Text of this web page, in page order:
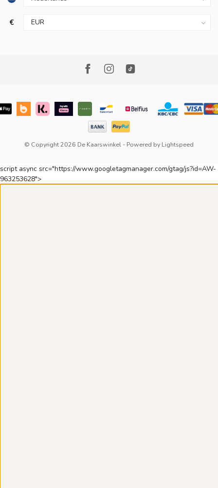
€
© Copyright 2026 De Kaarswinkel - Powered by Lightspeed
script async src="https://www.googletagmanager.com/gtag/js?id=AW-
963253628">